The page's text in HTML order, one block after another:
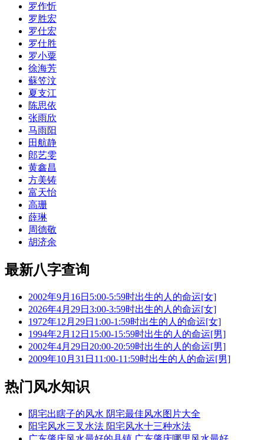
罗作忻
罗胜宏
罗仕宏
罗仕胜
罗小粟
徐海芳
蘇笠汶
夏支江
陈思依
张雨欣
马雨阳
田航静
郎艺雯
黄鑫昌
方美铸
富天怡
高珊
薛琳
周德敬
胡济余
最新八字查询
2002年9月16日5:00-5:59时出生的人的命运[女]
2026年4月29日3:00-3:59时出生的人的命运[女]
1972年12月29日1:00-1:59时出生的人的命运[女]
1994年2月12日15:00-15:59时出生的人的命运[男]
2002年4月29日20:00-20:59时出生的人的命运[男]
2009年10月31日11:00-11:59时出生的人的命运[男]
热门风水知识
阴宅出瞎子的风水 阴宅最佳风水图片大全
阳宅风水三叉水法 阳宅风水十三种水法